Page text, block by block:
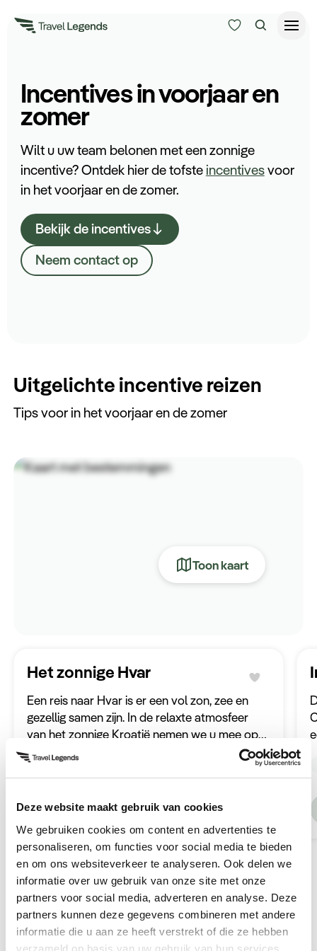
Deze website maakt gebruik van cookies
We gebruiken cookies om content en advertenties te
personaliseren, om functies voor social media te bieden
en om ons websiteverkeer te analyseren. Ook delen we
informatie over uw gebruik van onze site met onze
partners voor social media, adverteren en analyse. Deze
partners kunnen deze gegevens combineren met andere
informatie die u aan ze heeft verstrekt of die ze hebben
verzameld op basis van uw gebruik van hun services.
Alle bestemmingen
Type reizen
Bedrijfsreizen
Inspiratie
Over ons
Budget
Incentives in voorjaar en
zomer
Wilt u uw team belonen met een zonnige
incentive? Ontdek hier de tofsteincentivesvoor
in het voorjaar en de zomer.
Bekijk de incentives
Neem contact op
Uitgelichte incentive reizen
Tips voor in het voorjaar en de zomer
Toon kaart
Het zonnige Hvar
Een reis naar Hvar is er een vol zon, zee en
gezellig samen zijn. In de relaxte atmosfeer
van het zonnige Kroatië nemen we u mee op
een heerlijke ontdekkingstocht over dit
geweldige eiland. Hvar biedt de perfecte mix
4 dagen
Ontdek deze reis
Bestemmingen
Hongarije